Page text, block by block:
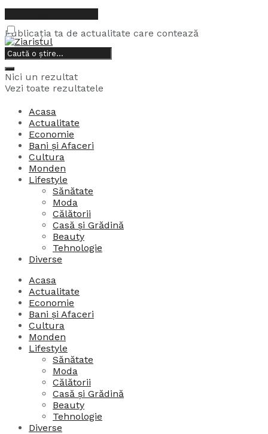
Publicația ta de actualitate care contează
7, august, 2026
Nici un rezultat
Vezi toate rezultatele
Acasa
Actualitate
Economie
Bani și Afaceri
Cultura
Monden
Lifestyle
Sănătate
Moda
Călătorii
Casă și Grădină
Beauty
Tehnologie
Diverse
Acasa
Actualitate
Economie
Bani și Afaceri
Cultura
Monden
Lifestyle
Sănătate
Moda
Călătorii
Casă și Grădină
Beauty
Tehnologie
Diverse